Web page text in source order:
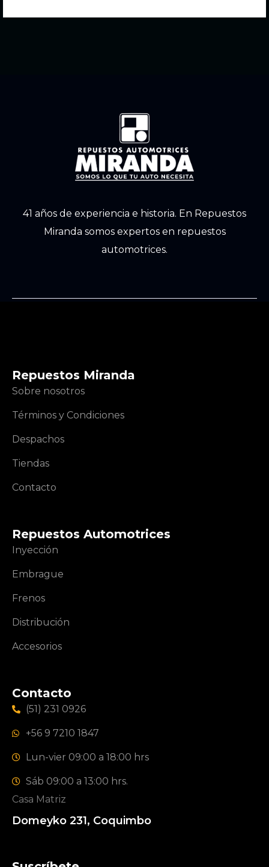
41 años de experiencia e historia. En Repuestos
Miranda somos expertos en repuestos
automotrices.
Repuestos Miranda
Sobre nosotros
Términos y Condiciones
Despachos
Tiendas
Contacto
Repuestos Automotrices
Inyección
Embrague
Frenos
Distribución
Accesorios
Contacto
(51) 231 0926
+56 9 7210 1847
Lun-vier 09:00 a 18:00 hrs
Sáb 09:00 a 13:00 hrs.
Casa Matriz
Domeyko 231, Coquimbo